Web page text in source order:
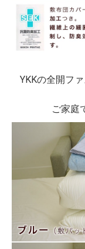
YKKの全開フ
ご家庭